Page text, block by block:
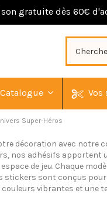
gratuite dès 60€
Catalogue Vos
Super-Héros
décoration avec notre
nos adhésifs
de jeu. Chaque
stickers sont conçus
vibrantes et une